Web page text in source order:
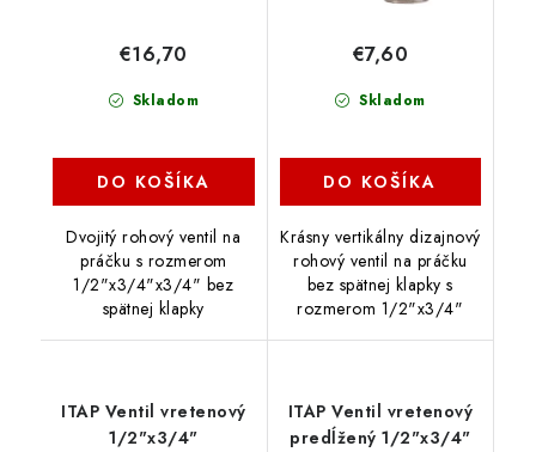
Skladom
€16,70
DO KOŠÍKA
Dvojitý rohový ventil na
práčku s rozmerom
1/2"x3/4"x3/4" bez
spätnej klapky
Skladom
€7,60
DO KOŠÍKA
Krásny vertikálny dizajnový
rohový ventil na práčku
bez spätnej klapky s
rozmerom 1/2"x3/4"
ITAP Ventil vretenový
1/2"x3/4"
ITAP Ventil vretenový
predĺžený 1/2"x3/4"